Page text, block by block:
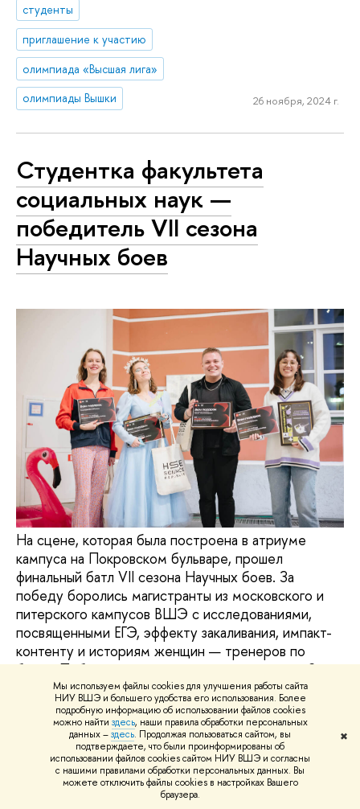
Мы используем файлы cookies для улучшения работы сайта
НИУ ВШЭ и большего удобства его использования. Более
подробную информацию об использовании файлов cookies
можно найти здесь, наши правила обработки персональных
данных –здесь. Продолжая пользоваться сайтом, вы
подтверждаете, что были проинформированы об
использовании файлов cookies сайтом НИУ ВШЭ и согласны
с нашими правилами обработки персональных данных. Вы
можете отключить файлы cookies в настройках Вашего
браузера.
✖
студенты
приглашение к участию
олимпиада «Высшая лига»
олимпиады Вышки
26 ноября, 2024 г.
Студентка факультета
социальных наук —
победитель VII сезона
Научных боев
На сцене, которая была построена в атриуме
кампуса на Покровском бульваре, прошел
финальный батл VII сезона Научных боев. За
победу боролись магистранты из московского и
питерского кампусов ВШЭ с исследованиями,
посвященными ЕГЭ, эффекту закаливания, импакт-
контенту и историям женщин — тренеров по
боксу. Победителем сезона стала студентка 2-го
курса магистратуры «Позитивная
психология» Елизавета Белозерова.
студенты
репортаж о событии